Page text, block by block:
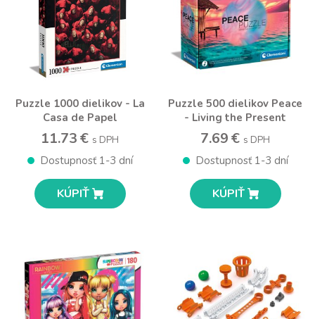
Puzzle 1000 dielikov - La
Casa de Papel
11.73 € s DPH
Dostupnosť 1-3 dní
KÚPIŤ
Puzzle 500 dielikov Peace
- Living the Present
7.69 € s DPH
Dostupnosť 1-3 dní
KÚPIŤ